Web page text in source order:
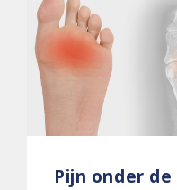
Pijn onder de